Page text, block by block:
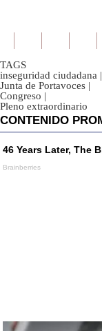
TAGS
inseguridad ciudadana |
Junta de Portavoces |
Congreso |
Pleno extraordinario